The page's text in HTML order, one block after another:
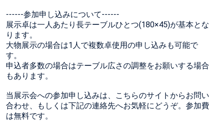
------参加申し込みについて------
展示卓は一人あたり長テーブルひとつ(180×45)が基本とな
ります。
大物展示の場合は1人で複数卓使用の申し込みも可能で
す。
申込者多数の場合はテーブル広さの調整をお願いする場合
もあります。
当展示会への参加申し込みは、こちらのサイトからお問い
合わせ、もしくは下記の連絡先へお気軽にどうぞ。参加費
は無料です。